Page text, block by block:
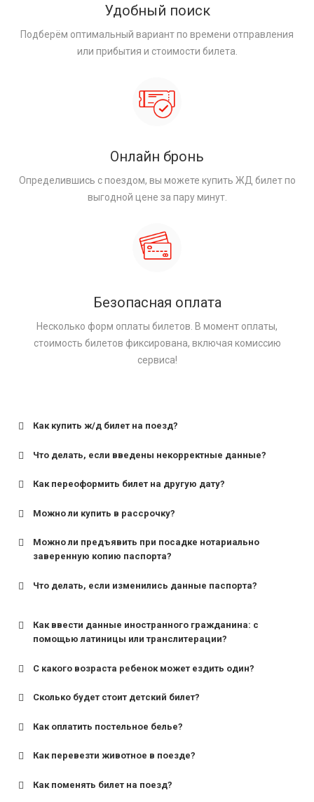
Удобный поиск
Подберём оптимальный вариант по времени отправления
или прибытия и стоимости билета.
Онлайн бронь
Определившись с поездом, вы можете купить ЖД билет по
выгодной цене за пару минут.
Безопасная оплата
Несколько форм оплаты билетов. В момент оплаты,
стоимость билетов фиксирована, включая комиссию
сервиса!
Как купить ж/д билет на поезд?
Что делать, если введены некорректные данные?
Как переоформить билет на другую дату?
Можно ли купить в рассрочку?
Можно ли предъявить при посадке нотариально
заверенную копию паспорта?
Что делать, если изменились данные паспорта?
Как ввести данные иностранного гражданина: с
помощью латиницы или транслитерации?
С какого возраста ребенок может ездить один?
для поездов дальнего следования — от 10 лет и
для пригородных поездов — от 7 лет.
Сколько будет стоит детский билет?
Как оплатить постельное белье?
Как перевезти животное в поезде?
Как поменять билет на поезд?